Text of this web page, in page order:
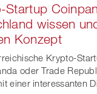
Startup
wissen
Konzept
Krypto-
oder Trade
einer interessanten